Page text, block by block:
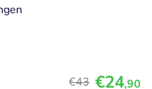
€43 €24,90